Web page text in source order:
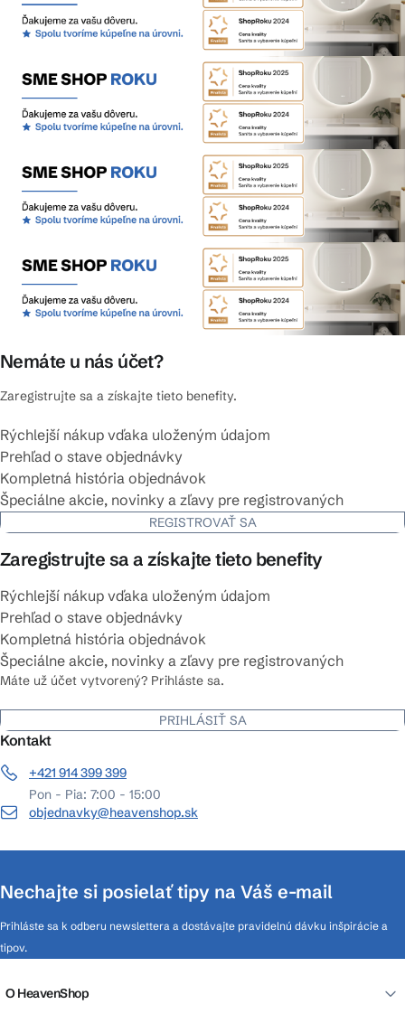
Nemáte u nás účet?
Zaregistrujte sa a získajte tieto benefity.
Rýchlejší nákup vďaka uloženým údajom
Prehľad o stave objednávky
Kompletná história objednávok
Špeciálne akcie, novinky a zľavy pre registrovaných
REGISTROVAŤ SA
Zaregistrujte sa a získajte tieto benefity
Rýchlejší nákup vďaka uloženým údajom
Prehľad o stave objednávky
Kompletná história objednávok
Špeciálne akcie, novinky a zľavy pre registrovaných
Máte už účet vytvorený? Prihláste sa.
PRIHLÁSIŤ SA
Kontakt
+421 914 399 399
Pon - Pia: 7:00 - 15:00
objednavky@heavenshop.sk
Nechajte si posielať tipy na Váš e-mail
Prihláste sa k odberu newslettera a dostávajte pravidelnú dávku inšpirácie a
tipov.
O HeavenShop